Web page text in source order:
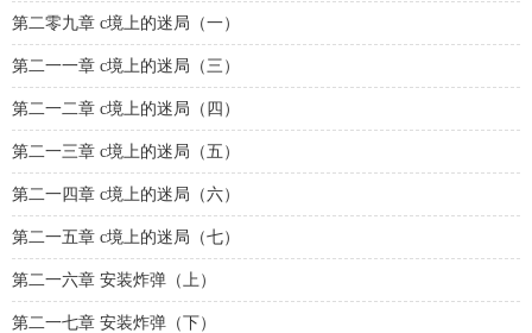
第二零九章 c境上的迷局（一）
第二一一章 c境上的迷局（三）
第二一二章 c境上的迷局（四）
第二一三章 c境上的迷局（五）
第二一四章 c境上的迷局（六）
第二一五章 c境上的迷局（七）
第二一六章 安装炸弹（上）
第二一七章 安装炸弹（下）